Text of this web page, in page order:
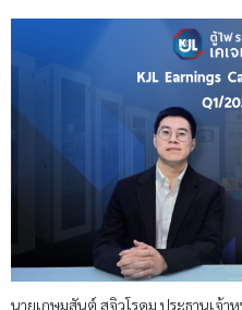
นายเกษมสันต์ สุจิวโรดม ประธานเจ้า